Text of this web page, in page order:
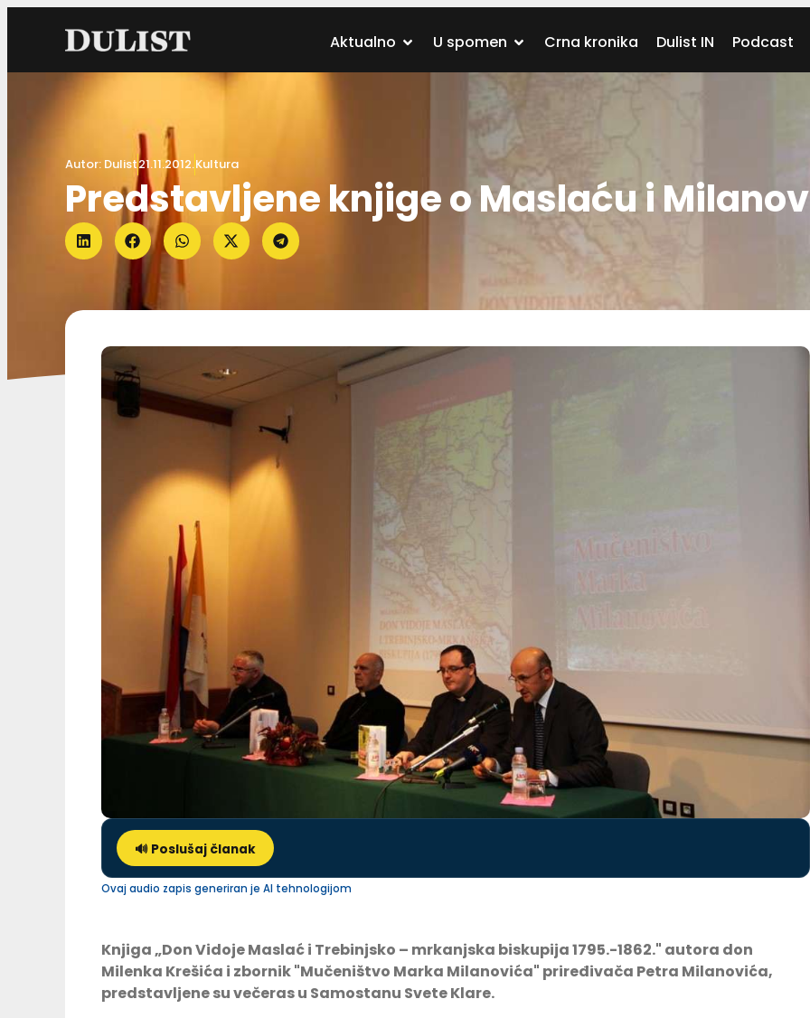
Aktualno U spomen Crna kronika Dulist IN Podcast
Autor: Dulist21.11.2012.Kultura
Predstavljene knjige o Maslaću i
🔊 Poslušaj članak
Ovaj audio zapis generiran je AI tehnologijom
Knjiga „Don Vidoje Maslać i Trebinjsko – mrkanjska biskupija 1795.-1862." autora don
Milenka Krešića i zbornik "Mučeništvo Marka Milanovića" priređivača Petra Milanovića,
predstavljene su večeras u Samostanu Svete Klare.